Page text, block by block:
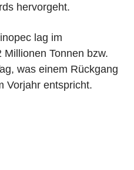
hervorgeht.
lag im
Tonnen bzw.
was einem Rückgang
Vorjahr entspricht.